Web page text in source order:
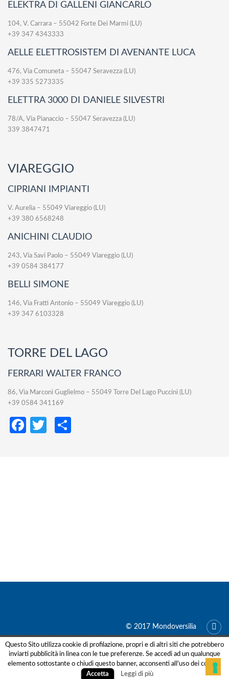
ELEKTRA DI GALLENI GIANCARLO
104, V. Carrara – 55042 Forte Dei Marmi (LU)
+39 347 4343333
AELLE ELETTROSISTEM DI AVENANTE LUCA
476, Via Comuneta – 55047 Seravezza (LU)
+39 335 5273335
ELETTRA 3000 DI DANIELE SILVESTRI
78/A, Via Pianaccio – 55047 Seravezza (LU)
339 3847471
VIAREGGIO
CIPRIANI IMPIANTI
V. Aurelia – 55049 Viareggio (LU)
+39 380 6568248
ANICHINI CLAUDIO
243, Via Savi Paolo – 55049 Viareggio (LU)
+39 0584 384177
BELLI SIMONE
146, Via Fratti Antonio – 55049 Viareggio (LU)
+39 347 6103328
TORRE DEL LAGO
FERRARI WALTER FRANCO
86, Via Marconi Guglielmo – 55049 Torre Del Lago Puccini (LU)
+39 0584 341169
Facebook
Twitter
© 2017 Mondoversilia
Questo Sito utilizza cookie di profilazione, propri e di altri siti che potrebbero
inviarti pubblicità in linea con le tue preferenze. Se accedi ad un qualunque
elemento sottostante o chiudi questo banner, acconsenti all'uso dei cookie.
Accetta Leggi di più
Informativa sulla raccolta
Le tue preferenze relative alla privacy